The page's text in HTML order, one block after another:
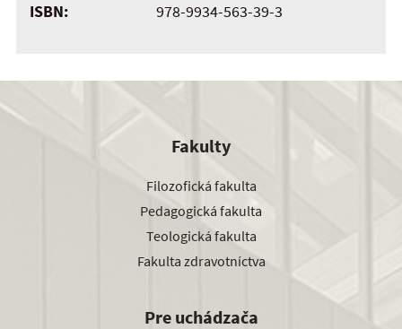
ISBN:
978-9934-563-39-3
Fakulty
Filozofická fakulta
Pedagogická fakulta
Teologická fakulta
Fakulta zdravotníctva
Pre uchádzača